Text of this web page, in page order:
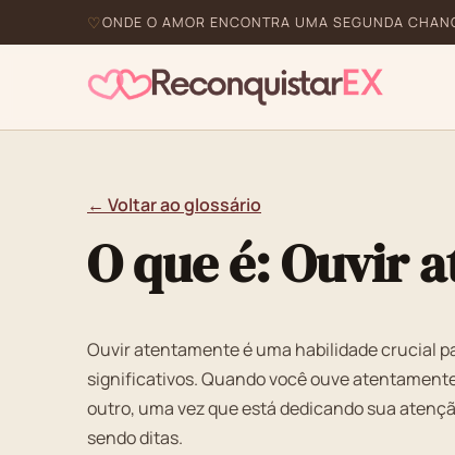
ONDE O AMOR ENCONTRA UMA SEGUNDA
← Voltar ao glossário
O que é: Ouvir
Ouvir atentamente é uma habilidade crucial
significativos. Quando você ouve
outro, uma vez que está dedicando sua
sendo ditas.